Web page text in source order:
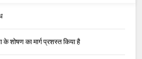
के शोषण का मार्ग प्रशस्त किया है